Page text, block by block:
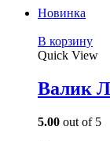
Новинка
В корзину
Quick View
Валик
5.00 out of 5